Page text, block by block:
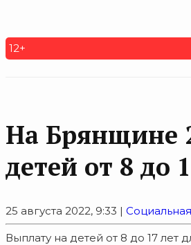
12+
На Брянщине
детей от 8 до
25 августа 2022, 9:33 |
Выплату на детей от 8 до 17